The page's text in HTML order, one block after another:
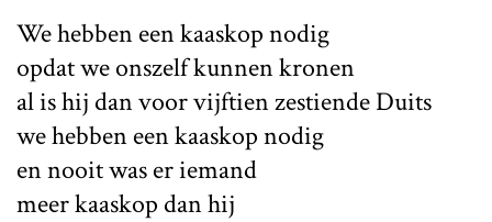
We hebben een kaaskop nodig
opdat we onszelf kunnen kronen
al is hij dan voor vijftien zestiende Duits
we hebben een kaaskop nodig
en nooit was er iemand
meer kaaskop dan hij